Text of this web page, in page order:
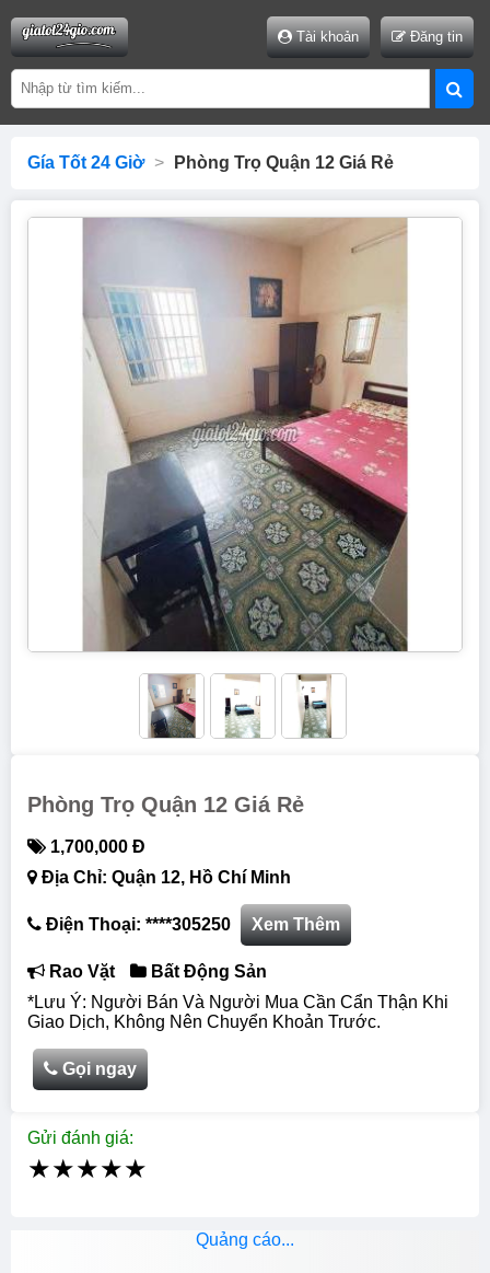
Tài khoản Đăng tin
Gía Tốt 24 Giờ > Phòng Trọ Quận 12 Giá Rẻ
Phòng Trọ Quận 12 Giá Rẻ
1,700,000 Đ
Địa Chỉ: Quận 12, Hồ Chí Minh
Điện Thoại: ****305250 Xem Thêm
Rao Vặt
Bất Động Sản
*Lưu Ý: Người Bán Và Người Mua Cần Cẩn Thận Khi
Giao Dịch, Không Nên Chuyển Khoản Trước.
Gọi ngay
Gửi đánh giá:
★★★★★